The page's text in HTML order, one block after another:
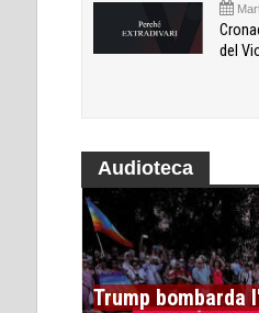
del
Audioteca
Trump bombarda